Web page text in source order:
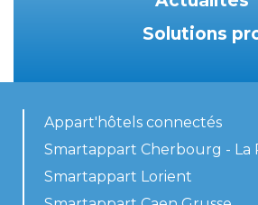
Solutions
Appart'hôtels connectés
Smartappart Cherbourg - La
Smartappart Lorient